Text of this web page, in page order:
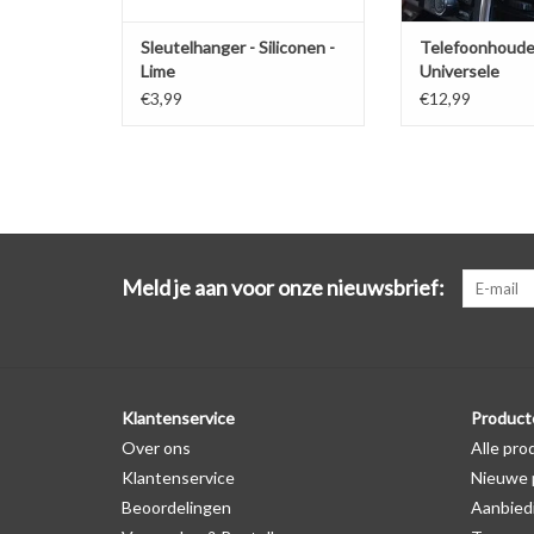
Sleutelhanger - Siliconen -
Lime
€3,99
Universele
ventilatiehouder
€12,99
Meld je aan voor onze nieuwsbrief:
Klantenservice
Over ons
Klantenservice
Beoordelingen
Alle
Nieuwe